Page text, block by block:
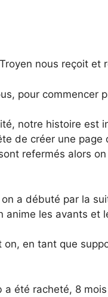
nous reçoit
pour commencer
notre histoire est
de créer une
refermés alors
a débuté par la
anime les avants et
on, en tant que
a été racheté, 8